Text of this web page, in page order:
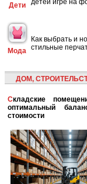
Дети
детей игре на
Мода
Как выбрать и
стильные
ДОМ,
Складские помещения класса B:
оптимальный
стоимости